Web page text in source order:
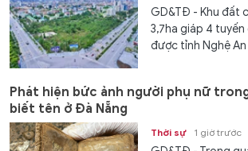
GD&TĐ - Khu đất
3,7ha giáp 4
được tỉnh Nghệ
Phát hiện bức ảnh người phụ nữ
biết tên ở Đà Nẵng
Thời sự 1 giờ trước